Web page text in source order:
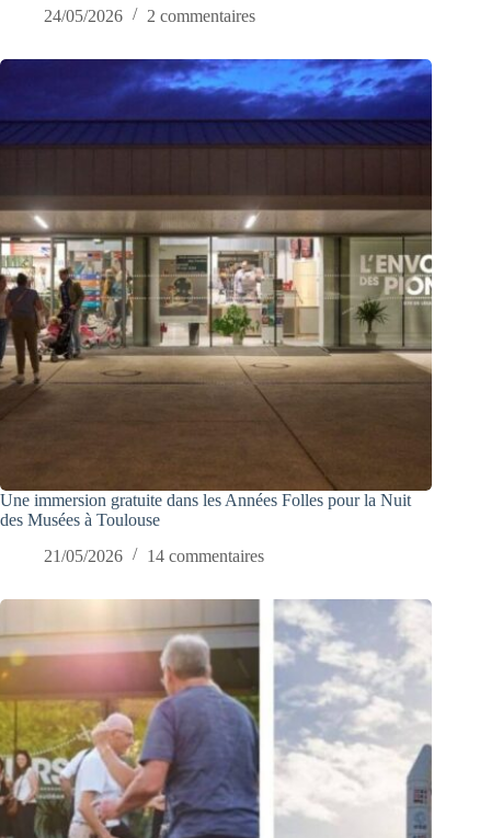
24/05/2026
2 commentaires
Une immersion gratuite dans les Années Folles pour la Nuit
des Musées à Toulouse
21/05/2026
14 commentaires